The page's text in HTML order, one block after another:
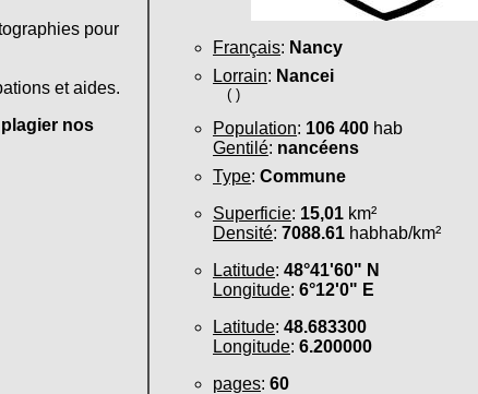
pour
et aides.
nos
Français: Nancy
Lorrain: Nancei
( )
Population: 106 400 hab
Gentilé: nancéens
Type: Commune
Superficie: 15,01 km²
Densité: 7088.61 habhab/km²
Latitude: 48°41'60" N
Longitude: 6°12'0" E
Latitude: 48.683300
Longitude: 6.200000
pages: 60